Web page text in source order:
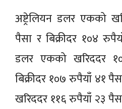
अष्ट्रेलियन डलर एकको
पैसा र बिक्रीदर १०४
डलर एकको खरिददर
बिक्रीदर १०७ रुपैयाँ ४१
खरिददर ११६ रुपैयाँ २३